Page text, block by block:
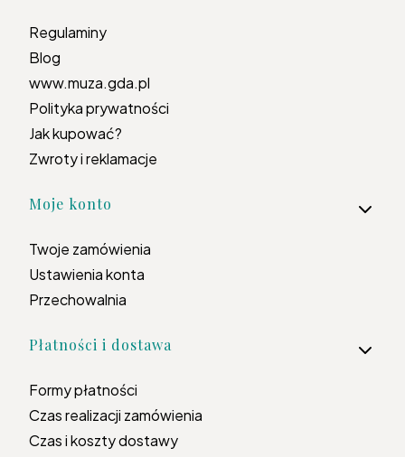
Regulaminy
Blog
www.muza.gda.pl
Polityka prywatności
Jak kupować?
Zwroty i reklamacje
Moje konto
Twoje zamówienia
Ustawienia konta
Przechowalnia
Płatności i dostawa
Formy płatności
Czas realizacji zamówienia
Czas i koszty dostawy